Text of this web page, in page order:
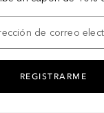
de correo
REGISTRARME